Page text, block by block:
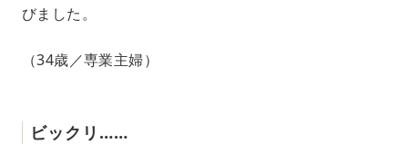
びました。
（34歳／専業主婦）
ビックリ……